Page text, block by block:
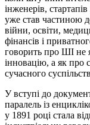
інженерів,
уже став частиною
війни, освіти,
фінансів і
говорить про ШІ не
інновацію, а як про
сучасного
У вступі до
паралель із
у 1891 році стала